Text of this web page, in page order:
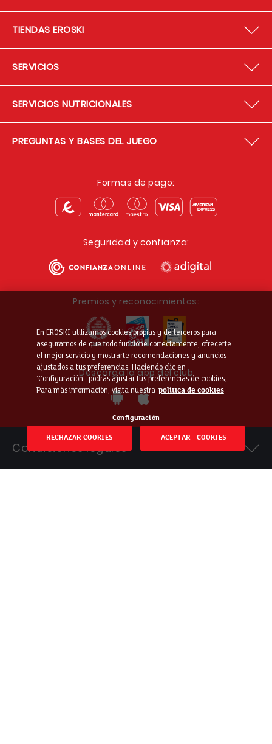
TIENDAS EROSKI
SERVICIOS
SERVICIOS NUTRICIONALES
PREGUNTAS Y BASES DEL JUEGO
Formas de pago:
Seguridad y confianza:
Premios y reconocimientos:
Descarga la app del club
Condiciones legales
En EROSKI utilizamos cookies propias y de terceros para
asegurarnos de que todo funcione correctamente, ofrecerte
el mejor servicio y mostrarte recomendaciones y anuncios
ajustados a tus preferencias. Haciendo clic en
‘Configuración’, podrás ajustar tus preferencias de cookies.
Para más información, visita nuestra política de cookies
Configuración
RECHAZAR COOKIES ACEPTAR COOKIES